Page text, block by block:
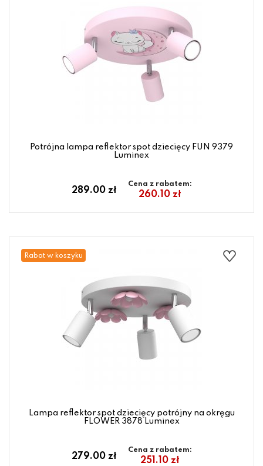
Potrójna lampa reflektor spot dziecięcy FUN 9379
Luminex
289.00 zł
Cena z rabatem:
260.10 zł
Rabat w koszyku
Lampa reflektor spot dziecięcy potrójny na okręgu
FLOWER 3878 Luminex
279.00 zł
Cena z rabatem:
251.10 zł